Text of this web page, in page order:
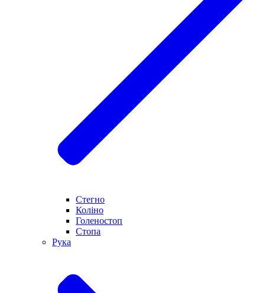
Стегно
Коліно
Голеностоп
Стопа
Рука